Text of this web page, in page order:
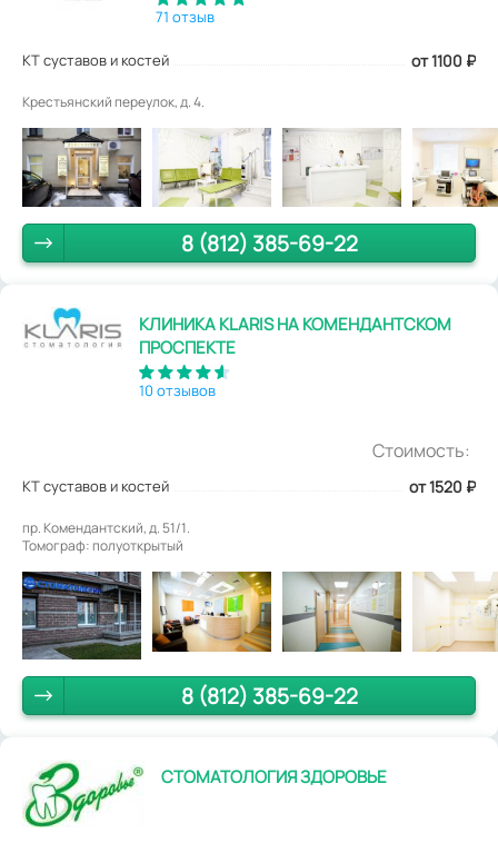
71 отзыв
КТ суставов и костей от 1100 ₽
Крестьянский переулок, д. 4.
8 (812) 385-69-22
КЛИНИКА KLARIS НА КОМЕНДАНТСКОМ
ПРОСПЕКТЕ
10 отзывов
Стоимость:
КТ суставов и костей от 1520 ₽
пр. Комендантский, д. 51/1.
Томограф: полуоткрытый
8 (812) 385-69-22
СТОМАТОЛОГИЯ ЗДОРОВЬЕ